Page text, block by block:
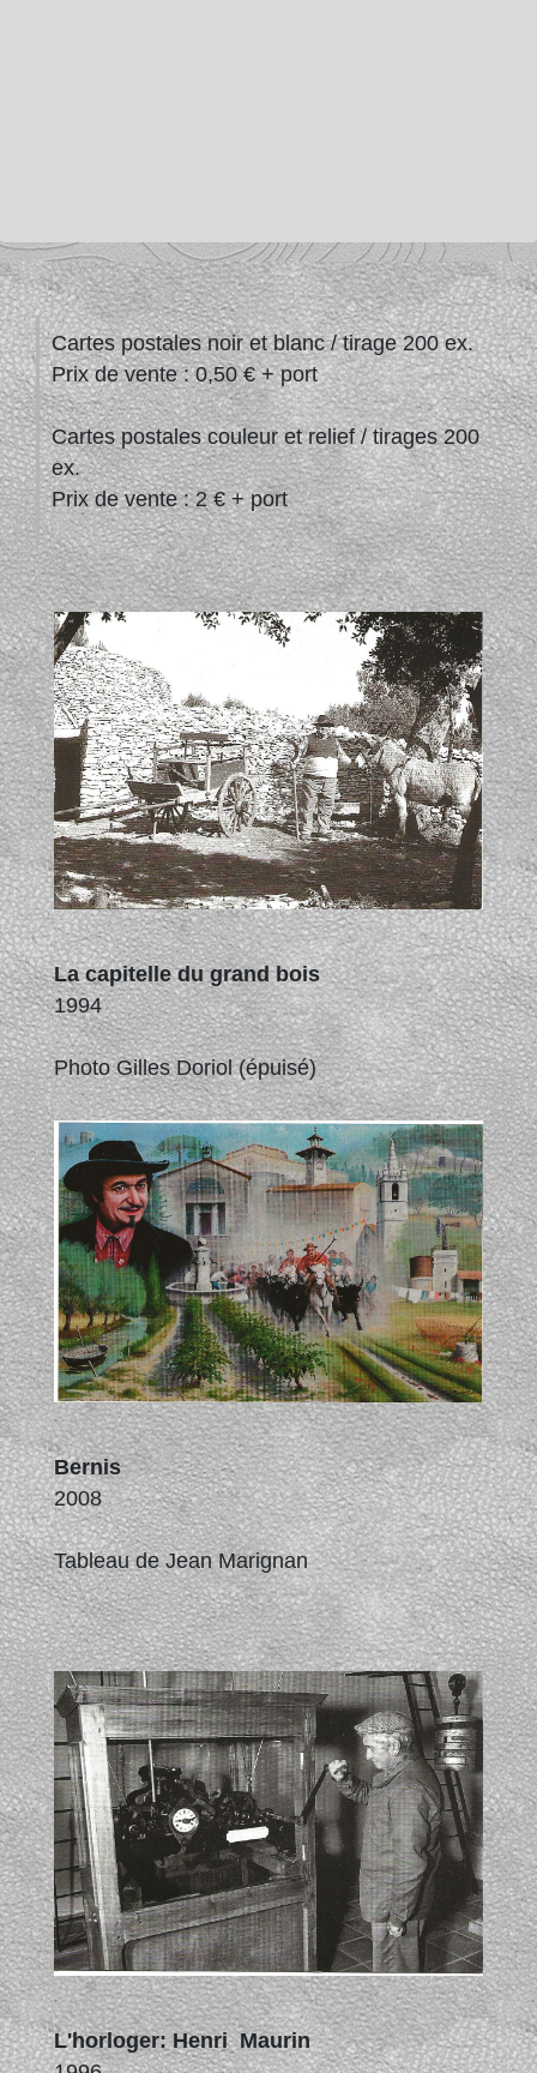
Cartes postales noir et blanc / tirage 200 ex.
Prix de vente : 0,50 € + port
Cartes postales couleur et relief / tirages 200
ex.
Prix de vente : 2 € + port
La capitelle du grand bois
1994
Photo Gilles Doriol (épuisé)
Bernis
2008
Tableau de Jean Marignan
L'horloger: Henri Maurin